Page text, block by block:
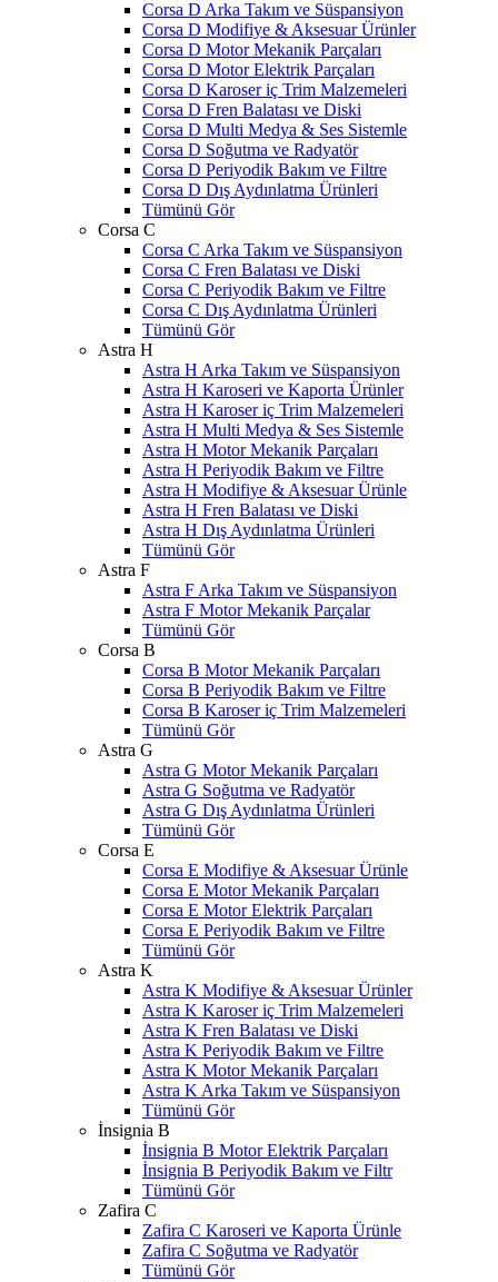
Corsa D Arka Takım ve Süspansiyon
Corsa D Modifiye & Aksesuar Ürünler
Corsa D Motor Mekanik Parçaları
Corsa D Motor Elektrik Parçaları
Corsa D Karoser iç Trim Malzemeleri
Corsa D Fren Balatası ve Diski
Corsa D Multi Medya & Ses Sistemle
Corsa D Soğutma ve Radyatör
Corsa D Periyodik Bakım ve Filtre
Corsa D Dış Aydınlatma Ürünleri
Tümünü Gör
Corsa C
Corsa C Arka Takım ve Süspansiyon
Corsa C Fren Balatası ve Diski
Corsa C Periyodik Bakım ve Filtre
Corsa C Dış Aydınlatma Ürünleri
Tümünü Gör
Astra H
Astra H Arka Takım ve Süspansiyon
Astra H Karoseri ve Kaporta Ürünler
Astra H Karoser iç Trim Malzemeleri
Astra H Multi Medya & Ses Sistemle
Astra H Motor Mekanik Parçaları
Astra H Periyodik Bakım ve Filtre
Astra H Modifiye & Aksesuar Ürünle
Astra H Fren Balatası ve Diski
Astra H Dış Aydınlatma Ürünleri
Tümünü Gör
Astra F
Astra F Arka Takım ve Süspansiyon
Astra F Motor Mekanik Parçalar
Tümünü Gör
Corsa B
Corsa B Motor Mekanik Parçaları
Corsa B Periyodik Bakım ve Filtre
Corsa B Karoser iç Trim Malzemeleri
Tümünü Gör
Astra G
Astra G Motor Mekanik Parçaları
Astra G Soğutma ve Radyatör
Astra G Dış Aydınlatma Ürünleri
Tümünü Gör
Corsa E
Corsa E Modifiye & Aksesuar Ürünle
Corsa E Motor Mekanik Parçaları
Corsa E Motor Elektrik Parçaları
Corsa E Periyodik Bakım ve Filtre
Tümünü Gör
Astra K
Astra K Modifiye & Aksesuar Ürünler
Astra K Karoser iç Trim Malzemeleri
Astra K Fren Balatası ve Diski
Astra K Periyodik Bakım ve Filtre
Astra K Motor Mekanik Parçaları
Astra K Arka Takım ve Süspansiyon
Tümünü Gör
İnsignia B
İnsignia B Motor Elektrik Parçaları
İnsignia B Periyodik Bakım ve Filtr
Tümünü Gör
Zafira C
Zafira C Karoseri ve Kaporta Ürünle
Zafira C Soğutma ve Radyatör
Tümünü Gör